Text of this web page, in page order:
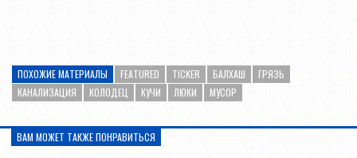
ПОХОЖИЕ МАТЕРИАЛЫ FEATURED TICKER БАЛХАШ
ГРЯЗЬ
КАНАЛИЗАЦИЯ
КОЛОДЕЦ КУЧИ ЛЮКИ МУСОР
ВАМ МОЖЕТ ТАКЖЕ ПОНРАВИТЬСЯ